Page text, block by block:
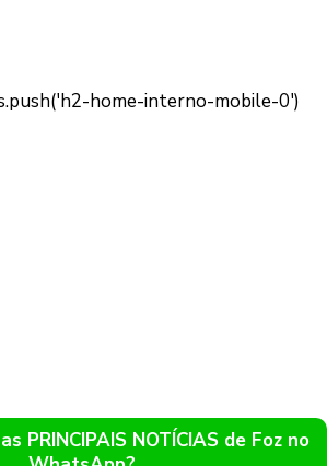
PRINCIPAIS NOTÍCIAS de Foz no